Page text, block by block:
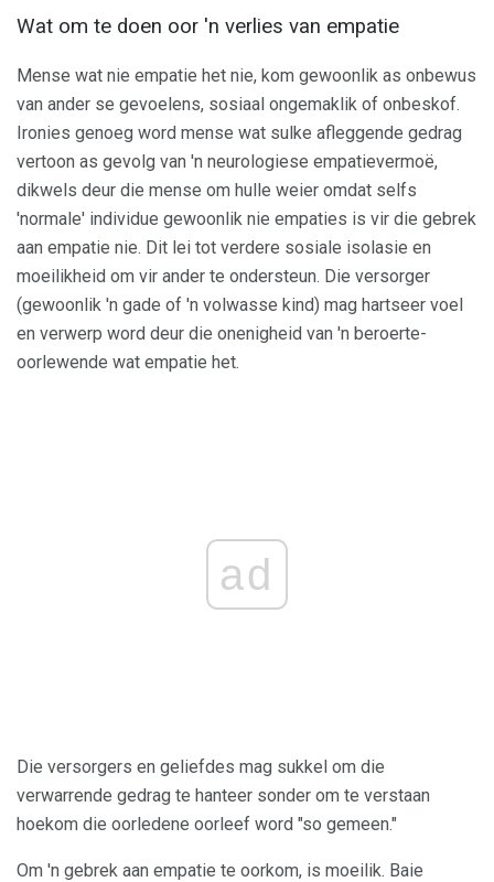
Wat om te doen oor 'n verlies van empatie
Mense wat nie empatie het nie, kom gewoonlik as onbewus
van ander se gevoelens, sosiaal ongemaklik of onbeskof.
Ironies genoeg word mense wat sulke afleggende gedrag
vertoon as gevolg van 'n neurologiese empatievermoë,
dikwels deur die mense om hulle weier omdat selfs
'normale' individue gewoonlik nie empaties is vir die gebrek
aan empatie nie. Dit lei tot verdere sosiale isolasie en
moeilikheid om vir ander te ondersteun. Die versorger
(gewoonlik 'n gade of 'n volwasse kind) mag hartseer voel
en verwerp word deur die onenigheid van 'n beroerte-
oorlewende wat empatie het.
ad
Die versorgers en geliefdes mag sukkel om die
verwarrende gedrag te hanteer sonder om te verstaan ​​
hoekom die oorledene oorleef word "so gemeen."
Om 'n gebrek aan empatie te oorkom, is moeilik. Baie